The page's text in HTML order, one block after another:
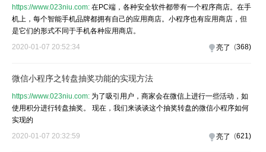
https://www.023niu.com: 在PC端，各种安全软件都带有一个程序商店。在手
机上，每个智能手机品牌都拥有自己的应用商店。小程序也有应用商店，但
是它们的形式不同于手机各种应用商店。
2020-01-07 20:52:34
)
368
(
亮了
微信小程序之转盘抽奖功能的实现方法
https://www.023niu.com: 为了吸引用户，商家会在微信上进行一些活动，如
使用积分进行转盘抽奖。 现在，我们来谈谈这个抽奖转盘的微信小程序如何
实现的
2020-01-07 20:32:59
)
621
(
亮了